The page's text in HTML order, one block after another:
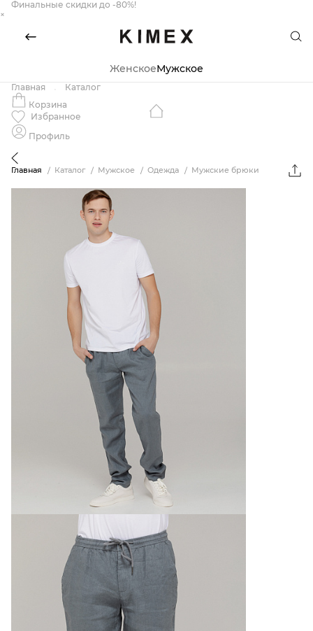
Финальные скидки до -80%!
×
ЖенскоеМужское
Главная
Каталог
Корзина
Избранное
Профиль
Главная Каталог Мужское Одежда Мужские брюки